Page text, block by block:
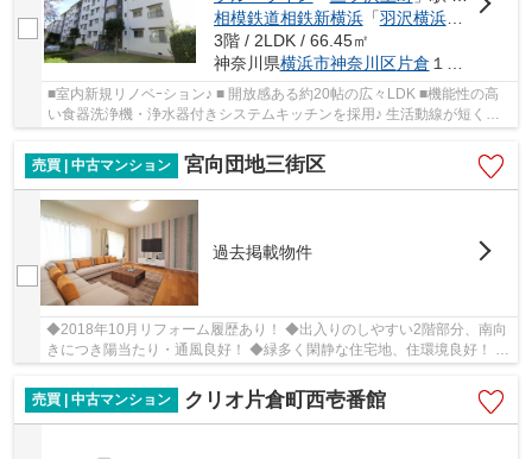
相模鉄道相鉄新横浜「羽沢横浜国大
」駅
3階 / 2LDK / 66.45㎡
神奈川県横浜市神奈川区片倉 １丁目17
■室内新規リノベｰション♪ ■ 開放感ある約20帖の広々LDK ■機能性の高
い食器洗浄機・浄水器付きシステムキッチンを採用♪ 生活動線が短く、
毎日の家事もスムーズ!! ■各居室に収納スペース...
売買 | 中古マンション
宮向団地三街区
過去掲載物件
◆2018年10月リフォーム履歴あり！ ◆出入りのしやすい2階部分、南向
きにつき陽当たり・通風良好！ ◆緑多く閑静な住宅地、住環境良好！ ◆
複数路線利用可能、羽沢ICも近くアクセス良好！ ...
売買 | 中古マンション
クリオ片倉町西壱番館